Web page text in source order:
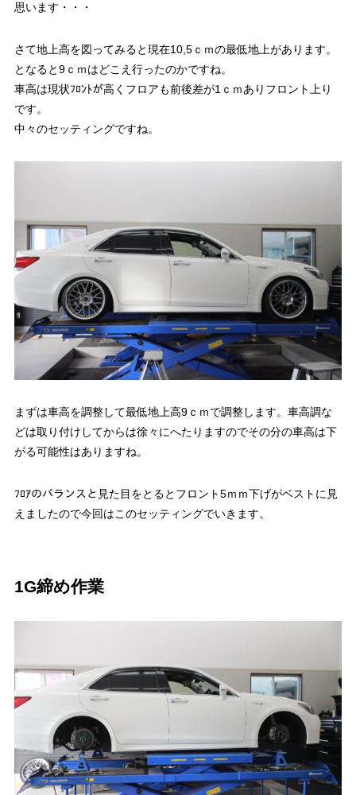
思います・・・
さて地上高を図ってみると現在10,5ｃｍの最低地上があります。
となると9ｃｍはどこえ行ったのかですね。
車高は現状ﾌﾛﾝﾄが高くフロアも前後差が1ｃｍありフロント上り
です。
中々のセッティングですね。
まずは車高を調整して最低地上高9ｃｍで調整します。車高調な
どは取り付けしてからは徐々にへたりますのでその分の車高は下
がる可能性はありますね。
ﾌﾛｱのバランスと見た目をとるとフロント5ｍｍ下げがベストに見
えましたので今回はこのセッティングでいきます。
1G締め作業